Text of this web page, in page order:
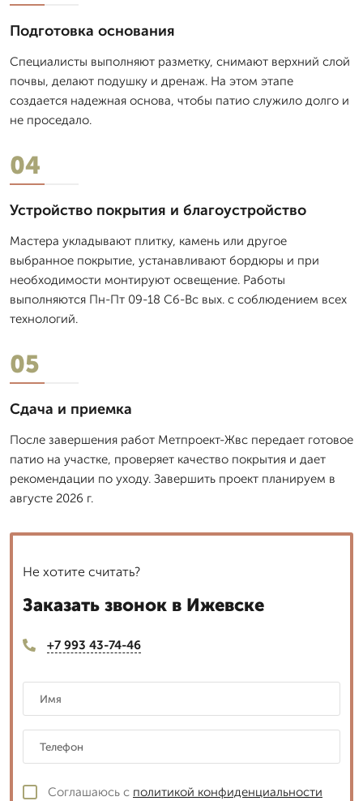
Подготовка основания
Специалисты выполняют разметку, снимают верхний слой
почвы, делают подушку и дренаж. На этом этапе
создается надежная основа, чтобы патио служило долго и
не проседало.
04
Устройство покрытия и благоустройство
Мастера укладывают плитку, камень или другое
выбранное покрытие, устанавливают бордюры и при
необходимости монтируют освещение. Работы
выполняются Пн-Пт 09-18 Сб-Вс вых. с соблюдением всех
технологий.
05
Сдача и приемка
После завершения работ Метпроект-Жвс передает готовое
патио на участке, проверяет качество покрытия и дает
рекомендации по уходу. Завершить проект планируем в
августе 2026 г.
Не хотите считать?
Заказать звонок в Ижевске
+7 993 43-74-46
Соглашаюсь с политикой конфиденциальности